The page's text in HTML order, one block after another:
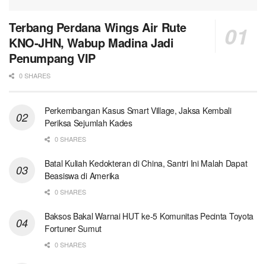
Terbang Perdana Wings Air Rute
KNO-JHN, Wabup Madina Jadi
Penumpang VIP
0 SHARES
Perkembangan Kasus Smart Village, Jaksa Kembali
Periksa Sejumlah Kades
0 SHARES
Batal Kuliah Kedokteran di China, Santri Ini Malah Dapat
Beasiswa di Amerika
0 SHARES
Baksos Bakal Warnai HUT ke-5 Komunitas Pecinta Toyota
Fortuner Sumut
0 SHARES